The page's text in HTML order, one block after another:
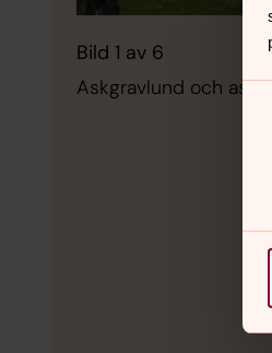
Bild 1 av 6
Askgravlund och